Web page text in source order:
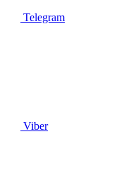
Telegram
Viber